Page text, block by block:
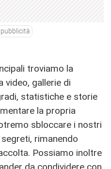
troviamo la
video, gallerie di
statistiche e storie
la propria
sbloccare i nostri
rimanendo
Possiamo inoltre
da condividere con